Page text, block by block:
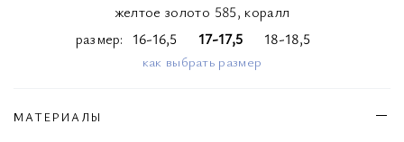
желтое золото 585, коралл
размер
16-16,5 17-17,5 18-18,5
как выбрать размер
МАТЕРИАЛЫ